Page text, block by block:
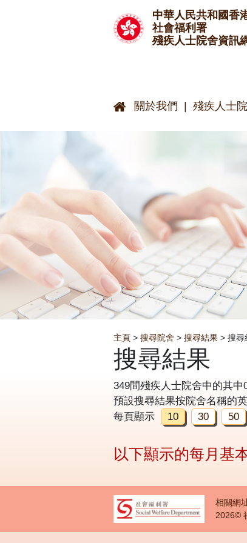
中華人民共和國香
社會福利署
殘疾人士院舍資訊
關於我們 殘疾人士
Breadcrumb
主頁 > 搜尋院舍 > 搜尋結果 > 搜尋
搜尋結果
349間殘疾人士院舍中的其中
預設搜尋結果按院舍名稱的
每頁顯示
10 30 50
以下顯示的每月基
相關網
2026©